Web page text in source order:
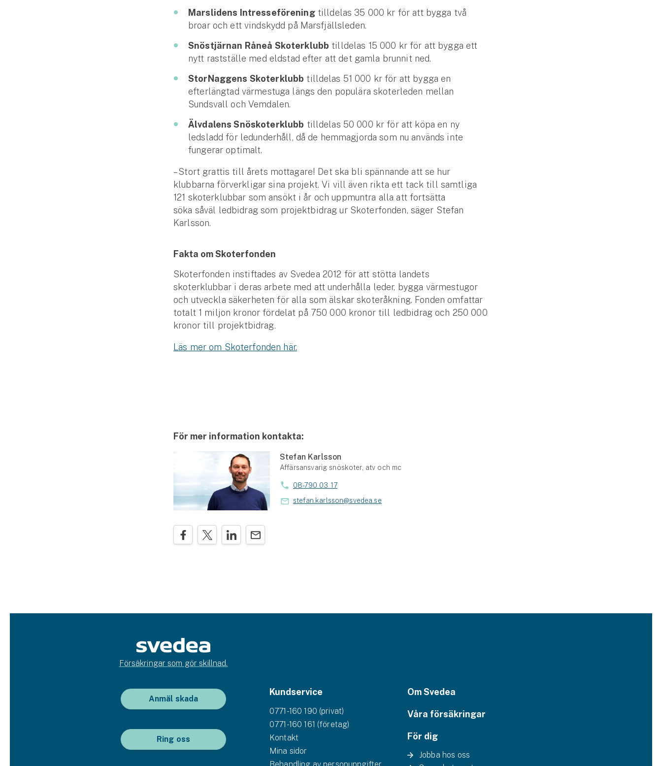
Se alla försäkringar
Marslidens Intresseföreningtilldelas 35 000 kr för att bygga två
broar och ett vindskydd på Marsfjällsleden.
Snöstjärnan Råneå Skoterklubb tilldelas 15 000 kr för att bygga ett
nytt rastställe med eldstad efter att det gamla brunnit ned.
StorNaggens Skoterklubb tilldelas 51 000 kr för att bygga en
efterlängtad värmestuga längs den populära skoterleden mellan
Sundsvall och Vemdalen.
Älvdalens Snöskoterklubb tilldelas 50 000 kr för att köpa en ny
ledsladd för ledunderhåll, då de hemmagjorda som nu används inte
fungerar optimalt.
– Stort grattis till årets mottagare! Det ska bli spännande att se hur
klubbarna förverkligar sina projekt. Vi vill även rikta ett tack till samtliga
121 skoterklubbar som ansökt i år och uppmuntra alla att fortsätta
söka såväl ledbidrag som projektbidrag ur Skoterfonden, säger Stefan
Karlsson.
Fakta om Skoterfonden
Skoterfonden instiftades av Svedea 2012 för att stötta landets
skoterklubbar i deras arbete med att underhålla leder, bygga värmestugor
och utveckla säkerheten för alla som älskar skoteråkning. Fonden omfattar
totalt 1 miljon kronor fördelat på 750 000 kronor till ledbidrag och 250 000
kronor till projektbidrag.
Läs mer om Skoterfonden här.
För mer information kontakta:
Stefan Karlsson
Affärsansvarig snöskoter, atv och mc
08-790 03 17
stefan.karlsson@svedea.se
Försäkringar som gör skillnad.
Anmäl skada
Ring oss
Kundservice
0771-160 190 (privat)
0771-160 161 (företag)
Kontakt
Mina sidor
Om Svedea
Våra försäkringar
För dig
Jobba hos oss